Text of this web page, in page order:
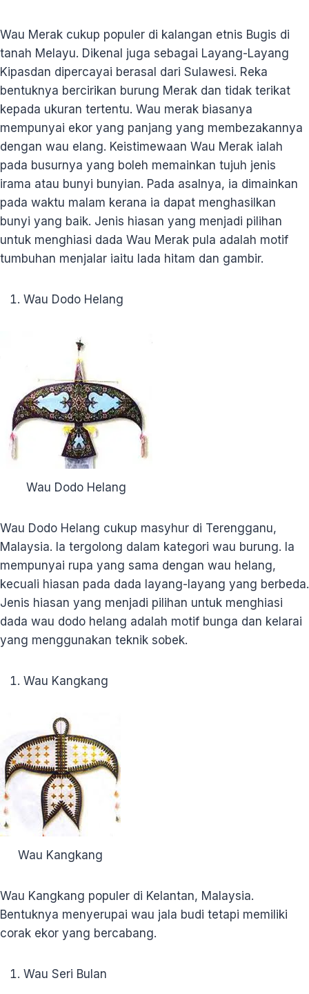
Wau Merak cukup populer di kalangan etnis Bugis di
tanah Melayu. Dikenal juga sebagai Layang-Layang
Kipasdan dipercayai berasal dari Sulawesi. Reka
bentuknya bercirikan burung Merak dan tidak terikat
kepada ukuran tertentu. Wau merak biasanya
mempunyai ekor yang panjang yang membezakannya
dengan wau elang. Keistimewaan Wau Merak ialah
pada busurnya yang boleh memainkan tujuh jenis
irama atau bunyi bunyian. Pada asalnya, ia dimainkan
pada waktu malam kerana ia dapat menghasilkan
bunyi yang baik. Jenis hiasan yang menjadi pilihan
untuk menghiasi dada Wau Merak pula adalah motif
tumbuhan menjalar iaitu lada hitam dan gambir.
Wau Dodo Helang
Wau Dodo Helang
Wau Dodo Helang cukup masyhur di Terengganu,
Malaysia. Ia tergolong dalam kategori wau burung. Ia
mempunyai rupa yang sama dengan wau helang,
kecuali hiasan pada dada layang-layang yang berbeda.
Jenis hiasan yang menjadi pilihan untuk menghiasi
dada wau dodo helang adalah motif bunga dan kelarai
yang menggunakan teknik sobek.
Wau Kangkang
Wau Kangkang
Wau Kangkang populer di Kelantan, Malaysia.
Bentuknya menyerupai wau jala budi tetapi memiliki
corak ekor yang bercabang.
Wau Seri Bulan